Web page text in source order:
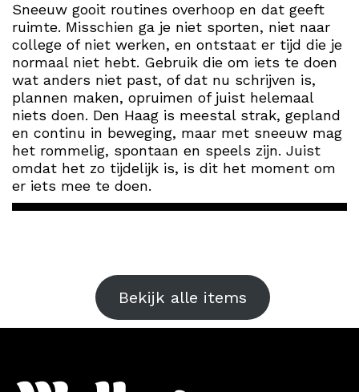
Sneeuw gooit routines overhoop en dat geeft
ruimte. Misschien ga je niet sporten, niet naar
college of niet werken, en ontstaat er tijd die je
normaal niet hebt. Gebruik die om iets te doen
wat anders niet past, of dat nu schrijven is,
plannen maken, opruimen of juist helemaal
niets doen. Den Haag is meestal strak, gepland
en continu in beweging, maar met sneeuw mag
het rommelig, spontaan en speels zijn. Juist
omdat het zo tijdelijk is, is dit het moment om
er iets mee te doen.
Bekijk alle items